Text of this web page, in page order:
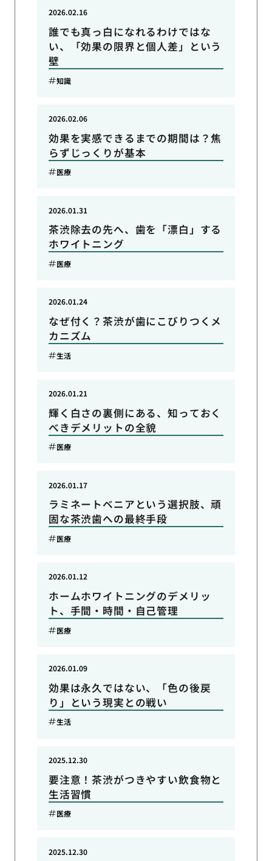
誰でも真っ白になれるわけではな
い、「効果の限界と個人差」という
壁
2026.02.16
知識
効果を実感できるまでの期間は？焦
らずじっくりが基本
2026.02.06
医療
茶渋除去の先へ、歯を「漂白」する
ホワイトニング
2026.01.31
医療
なぜ付く？茶渋が歯にこびりつくメ
カニズム
2026.01.24
生活
輝く白さの裏側にある、知っておく
べきデメリットの全貌
2026.01.21
医療
ラミネートベニアという選択肢、頑
固な茶渋歯への最終手段
2026.01.17
医療
ホームホワイトニングのデメリッ
ト、手間・時間・自己管理
2026.01.12
医療
効果は永久ではない、「色の後戻
り」という現実との戦い
2026.01.09
生活
要注意！茶渋がつきやすい飲食物と
生活習慣
2025.12.30
医療
2025.12.30